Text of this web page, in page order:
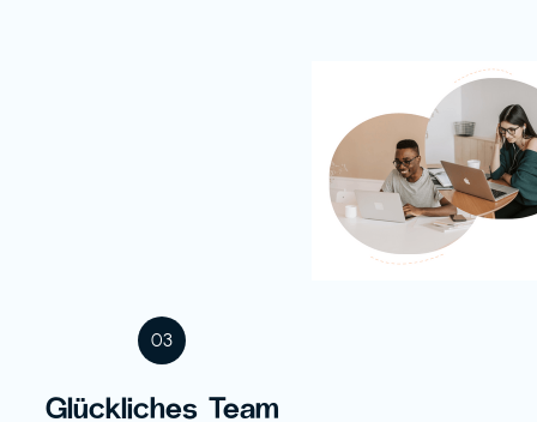
03
Glückliches Team